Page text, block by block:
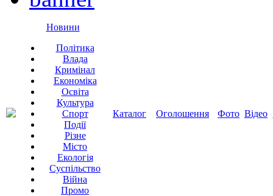
Новини
Політика
Влада
Кримінал
Економіка
Освіта
Культура
Спорт
Події
Різне
Місто
Екологія
Суспільство
Війна
Промо
Каталог Оголошення Фото Відео